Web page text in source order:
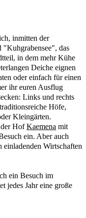
inmitten der
"Kuhgrabensee", das
in dem mehr Kühe
Deiche eignen
oder einfach für einen
ihr euren Ausflug
Links und rechts
Höfe,
Kleingärten.
der HofKaemena mit
ein. Aber auch
Wirtschaften
ein Besuch im
jedes Jahr eine große